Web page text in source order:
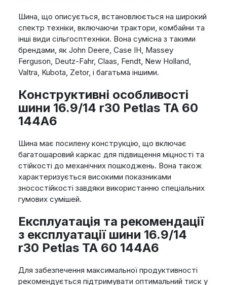
Шина, що описується, встановлюється на широкий
спектр техніки, включаючи трактори, комбайни та
інші види сільгосптехніки. Вона сумісна з такими
брендами, як John Deere, Case IH, Massey
Ferguson, Deutz-Fahr, Claas, Fendt, New Holland,
Valtra, Kubota, Zetor, і багатьма іншими.
Конструктивні особливості
шини 16.9/14 r30 Petlas TA 60
144A6
Шина має посилену конструкцію, що включає
багатошаровий каркас для підвищення міцності та
стійкості до механічних пошкоджень. Вона також
характеризується високими показниками
зносостійкості завдяки використанню спеціальних
гумових сумішей.
Експлуатація та рекомендації
з експлуатації шини 16.9/14
r30 Petlas TA 60 144A6
Для забезпечення максимальної продуктивності
рекомендується підтримувати оптимальний тиск у